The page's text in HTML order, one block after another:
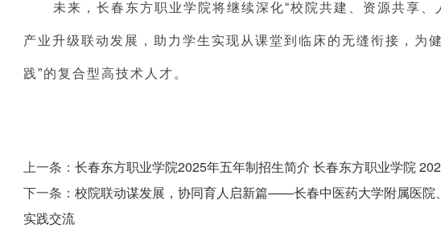
未来，长春东方职业学院将继续深化“校院共建、资源共享
产业升级联动发展，助力学生实现从课堂到临床的无缝衔接，为
践”的复合型高技术人才。
上一条： 长春东方职业学院2025年五年制招生简介 长春东方职业学院
下一条： 校院联动谋发展，协同育人启新篇——长春中医药大学附属医院
实践交流